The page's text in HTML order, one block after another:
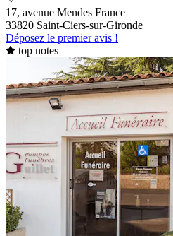
17, avenue Mendes France
33820 Saint-Ciers-sur-Gironde
Déposez le premier avis !
top notes